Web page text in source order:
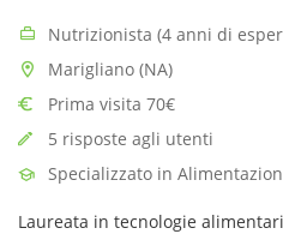
Nutrizionista (4 anni di
Marigliano (NA)
Prima visita 70€
5 risposte agli utenti
Specializzato in
Laureata in tecnologie